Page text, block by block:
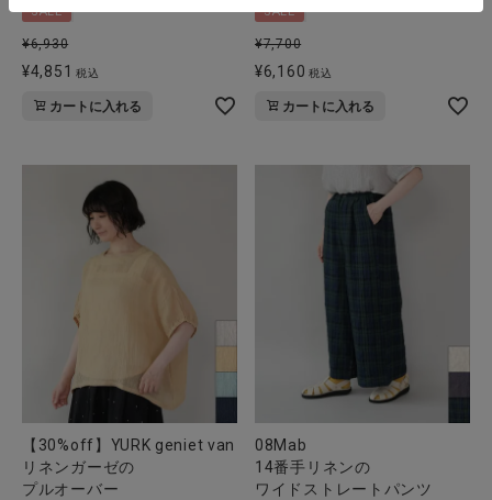
SALE
¥6,930
¥4,851 税込
カートに入れる
SALE
¥7,700
¥6,160 税込
カートに入れる
【30%off】YURK geniet van
リネンガーゼの
プルオーバー
08Mab
14番手リネンの
ワイドストレートパンツ